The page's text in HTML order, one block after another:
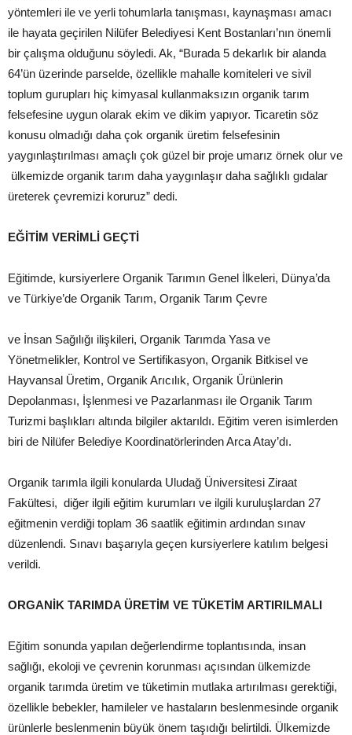
yöntemleri ile ve yerli tohumlarla tanışması, kaynaşması amacı
ile hayata geçirilen Nilüfer Belediyesi Kent Bostanları’nın önemli
bir çalışma olduğunu söyledi. Ak, “Burada 5 dekarlık bir alanda
64’ün üzerinde parselde, özellikle mahalle komiteleri ve sivil
toplum gurupları hiç kimyasal kullanmaksızın organik tarım
felsefesine uygun olarak ekim ve dikim yapıyor. Ticaretin söz
konusu olmadığı daha çok organik üretim felsefesinin
yaygınlaştırılması amaçlı çok güzel bir proje umarız örnek olur ve
ülkemizde organik tarım daha yaygınlaşır daha sağlıklı gıdalar
üreterek çevremizi koruruz” dedi.
EĞİTİM VERİMLİ GEÇTİ
Eğitimde, kursiyerlere Organik Tarımın Genel İlkeleri, Dünya’da
ve Türkiye’de Organik Tarım, Organik Tarım Çevre
ve İnsan Sağılığı ilişkileri, Organik Tarımda Yasa ve
Yönetmelikler, Kontrol ve Sertifikasyon, Organik Bitkisel ve
Hayvansal Üretim, Organik Arıcılık, Organik Ürünlerin
Depolanması, İşlenmesi ve Pazarlanması ile Organik Tarım
Turizmi başlıkları altında bilgiler aktarıldı. Eğitim veren isimlerden
biri de Nilüfer Belediye Koordinatörlerinden Arca Atay’dı.
Organik tarımla ilgili konularda Uludağ Üniversitesi Ziraat
Fakültesi, diğer ilgili eğitim kurumları ve ilgili kuruluşlardan 27
eğitmenin verdiği toplam 36 saatlik eğitimin ardından sınav
düzenlendi. Sınavı başarıyla geçen kursiyerlere katılım belgesi
verildi.
ORGANİK TARIMDA ÜRETİM VE TÜKETİM ARTIRILMALI
Eğitim sonunda yapılan değerlendirme toplantısında, insan
sağlığı, ekoloji ve çevrenin korunması açısından ülkemizde
organik tarımda üretim ve tüketimin mutlaka artırılması gerektiği,
özellikle bebekler, hamileler ve hastaların beslenmesinde organik
ürünlerle beslenmenin büyük önem taşıdığı belirtildi. Ülkemizde